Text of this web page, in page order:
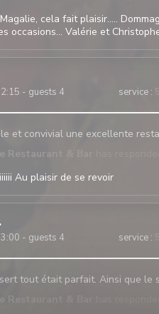
cela fait plaisir.....
occasions... Valérie et
- guests 4 service :
et convivial une excellente
Restaurant & Bar
Au plaisir de se revoir
- guests 4 service :
tout était parfait. Ainsi que le
Restaurant & Bar